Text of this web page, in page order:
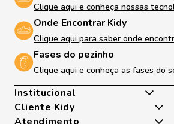
Clique aqui e conheça nossas
Onde Encontrar Kidy
Clique aqui para saber onde
Fases do pezinho
Clique aqui e conheça as fases do
Institucional
Quem somos
Cliente Kidy